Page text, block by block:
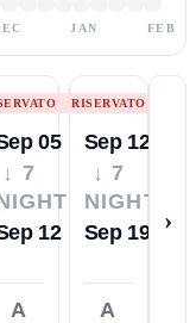
JAN FEB
05
↓ 7
12
A
RISERVATO
Sep 12
↓ 7
NIGHTS
Sep 19
A
›